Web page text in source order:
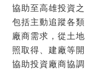
協助至高雄投資
包括主動追蹤各
廠商需求，從土
照取得、建廠等
協助投資廠商協